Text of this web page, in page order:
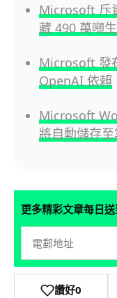
Microsoft 斥
藏 490 萬噸
Microsoft 發
OpenAI 依賴
Microsoft
將自動儲存
更多精彩文章每日
讚好0